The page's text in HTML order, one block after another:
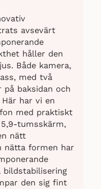
avsevärt
håller den
Både kamera,
med två
på baksidan och
har vi en
med praktiskt
tumsskärm,
nätt
nätta formen har
den sig fint